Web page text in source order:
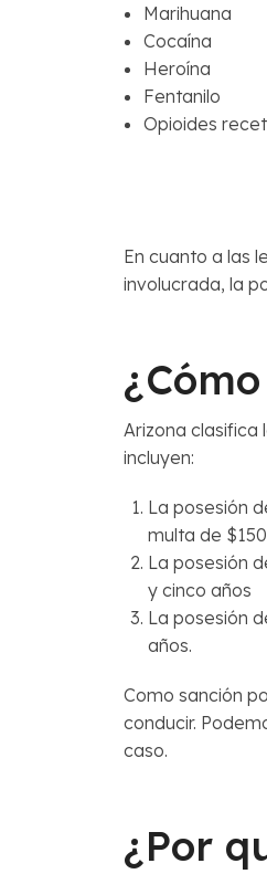
Marihuana
Cocaína
Heroína
Fentanilo
Opioides
En cuanto a las
involucrada, la
Arizona clasifica
incluyen:
La posesión
multa de
La posesión
y cinco años
La posesión
años.
Como sanción
conducir.
caso.
¿Por